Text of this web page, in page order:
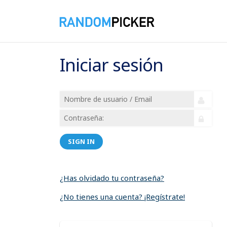
Iniciar sesión
SIGN IN
¿Has olvidado tu contraseña?
¿No tienes una cuenta? ¡Regístrate!